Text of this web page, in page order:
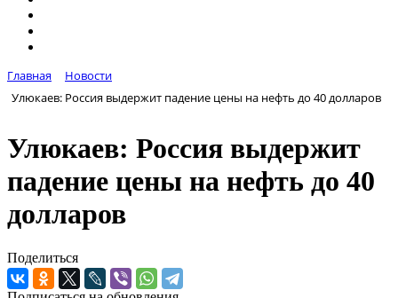
Главная
Новости
Улюкаев: Россия выдержит падение цены на нефть до 40 долларов
Улюкаев: Россия выдержит
падение цены на нефть до 40
долларов
Поделиться